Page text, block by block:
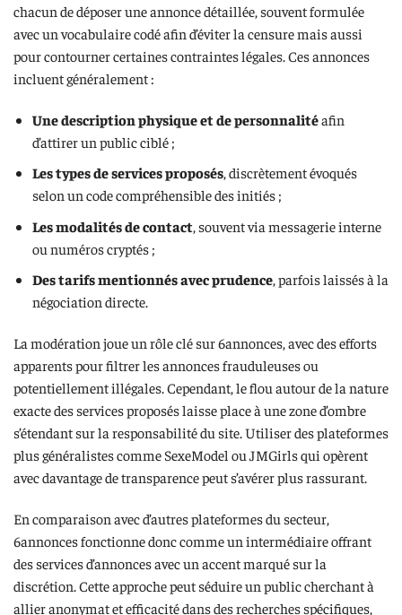
chacun de déposer une annonce détaillée, souvent formulée
avec un vocabulaire codé afin d’éviter la censure mais aussi
pour contourner certaines contraintes légales. Ces annonces
incluent généralement :
Une description physique et de personnalitéafin
d’attirer un public ciblé ;
Les types de services proposés, discrètement évoqués
selon un code compréhensible des initiés ;
Les modalités de contact , souvent via messagerie interne
ou numéros cryptés ;
Des tarifs mentionnés avec prudence, parfois laissés à la
négociation directe.
La modération joue un rôle clé sur 6annonces, avec des efforts
apparents pour filtrer les annonces frauduleuses ou
potentiellement illégales. Cependant, le flou autour de la nature
exacte des services proposés laisse place à une zone d’ombre
s’étendant sur la responsabilité du site. Utiliser des plateformes
plus généralistes comme SexeModel ou JMGirls qui opèrent
avec davantage de transparence peut s’avérer plus rassurant.
En comparaison avec d’autres plateformes du secteur,
6annonces fonctionne donc comme un intermédiaire offrant
des services d’annonces avec un accent marqué sur la
discrétion. Cette approche peut séduire un public cherchant à
allier anonymat et efficacité dans des recherches spécifiques,